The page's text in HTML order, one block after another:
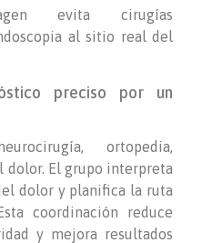
evita cirugías
al sitio real del
preciso por un
ortopedia,
dolor. El grupo interpreta
dolor y planifica la ruta
coordinación reduce
y mejora resultados